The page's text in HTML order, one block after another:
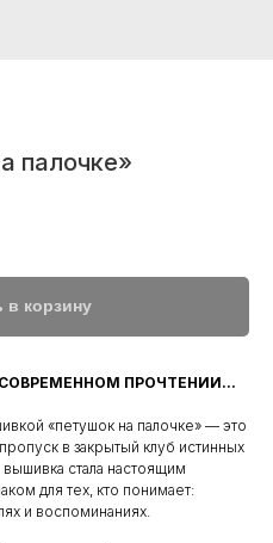
палочке»
в корзину
ПРОЧТЕНИИ...
«петушок на палочке» — это
в закрытый клуб истинных
стала настоящим
для тех, кто понимает:
и воспоминаниях.